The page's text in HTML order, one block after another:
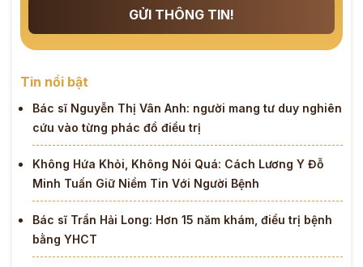
GỬI THÔNG TIN!
Tin nổi bật
Bác sĩ Nguyễn Thị Vân Anh: người mang tư duy nghiên
cứu vào từng phác đồ điều trị
Không Hứa Khỏi, Không Nói Quá: Cách Lương Y Đỗ
Minh Tuấn Giữ Niềm Tin Với Người Bệnh
Bác sĩ Trần Hải Long: Hơn 15 năm khám, điều trị bệnh
bằng YHCT